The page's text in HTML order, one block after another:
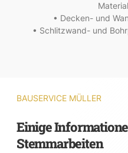
• Decken- und
• Schlitzwand- und
BAUSERVICE MÜLLER
Einige
Stemmarbeiten